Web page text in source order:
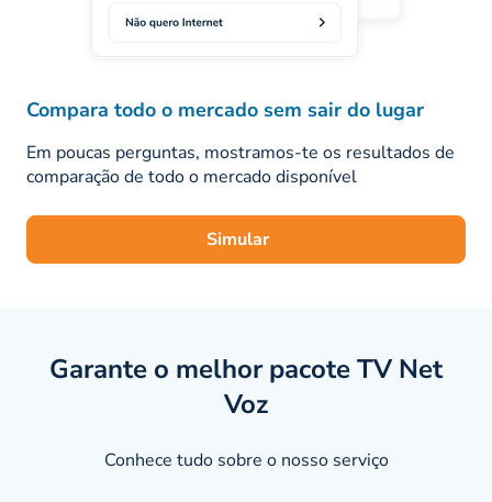
Compara todo o mercado sem sair do lugar
Em poucas perguntas, mostramos-te os resultados de
comparação de todo o mercado disponível
Simular
Garante o melhor pacote TV Net
Voz
Conhece tudo sobre o nosso serviço